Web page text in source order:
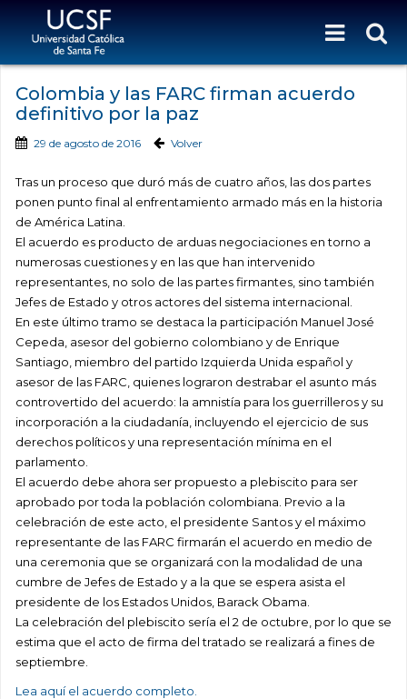
Colombia y las FARC firman acuerdo
definitivo por la paz
29 de agosto de 2016 Volver
Tras un proceso que duró más de cuatro años, las dos partes
ponen punto final al enfrentamiento armado más en la historia
de América Latina.
El acuerdo es producto de arduas negociaciones en torno a
numerosas cuestiones y en las que han intervenido
representantes, no solo de las partes firmantes, sino también
Jefes de Estado y otros actores del sistema internacional.
En este último tramo se destaca la participación Manuel José
Cepeda, asesor del gobierno colombiano y de Enrique
Santiago, miembro del partido Izquierda Unida español y
asesor de las FARC, quienes lograron destrabar el asunto más
controvertido del acuerdo: la amnistía para los guerrilleros y su
incorporación a la ciudadanía, incluyendo el ejercicio de sus
derechos políticos y una representación mínima en el
parlamento.
El acuerdo debe ahora ser propuesto a plebiscito para ser
aprobado por toda la población colombiana. Previo a la
celebración de este acto, el presidente Santos y el máximo
representante de las FARC firmarán el acuerdo en medio de
una ceremonia que se organizará con la modalidad de una
cumbre de Jefes de Estado y a la que se espera asista el
presidente de los Estados Unidos, Barack Obama.
La celebración del plebiscito sería el 2 de octubre, por lo que se
estima que el acto de firma del tratado se realizará a fines de
septiembre.
Lea aquí el acuerdo completo.